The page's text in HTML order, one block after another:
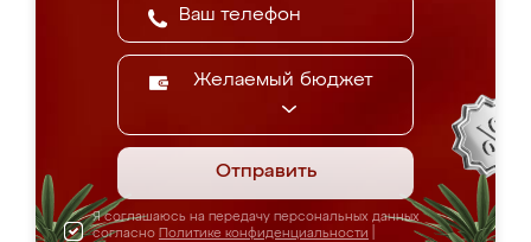
Желаемый бюджет
Отправить
Я соглашаюсь на передачу персональных данных
согласно Политике конфиденциальности